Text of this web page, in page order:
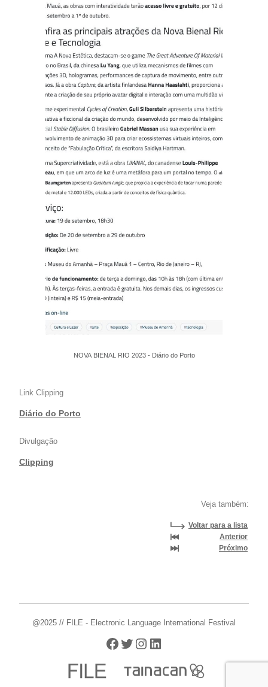
NOVA BIENAL RIO 2023 - Diário do Porto
Link Clipping
Diário do Porto
Divulgação
Clipping
Veja também:
Voltar para a lista
Anterior
Próximo
@2025 // FILE - Electronic Language International Festival
Facebook
Twitter
Instagram
LinkedIn